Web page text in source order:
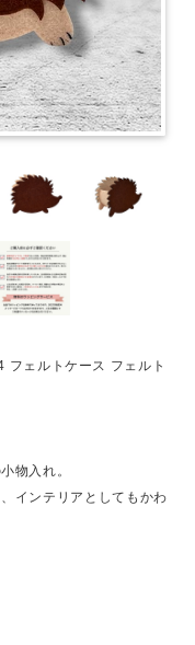
ェルトケース フェルト
物入れ。
インテリアとしてもかわ